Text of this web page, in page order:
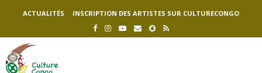
ACTUALITÉS INSCRIPTION DES ARTISTES SUR CULTURECONGO